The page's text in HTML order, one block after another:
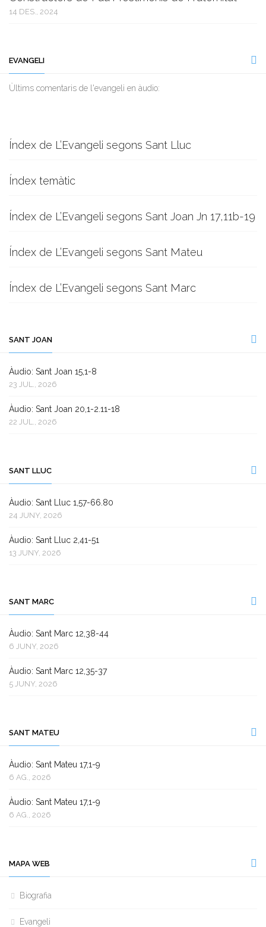
14 DES., 2024
EVANGELI
Ùltims comentaris de l'evangeli en àudio:
Índex de L’Evangeli segons Sant Lluc
Índex temàtic
Índex de L’Evangeli segons Sant Joan Jn 17,11b-19
Índex de L’Evangeli segons Sant Mateu
Índex de L’Evangeli segons Sant Marc
SANT JOAN
Àudio: Sant Joan 15,1-8
23 JUL., 2026
Àudio: Sant Joan 20,1-2.11-18
22 JUL., 2026
SANT LLUC
Àudio: Sant Lluc 1,57-66.80
24 JUNY, 2026
Àudio: Sant Lluc 2,41-51
13 JUNY, 2026
SANT MARC
Àudio: Sant Marc 12,38-44
6 JUNY, 2026
Àudio: Sant Marc 12,35-37
5 JUNY, 2026
SANT MATEU
Àudio: Sant Mateu 17,1-9
6 AG., 2026
Àudio: Sant Mateu 17,1-9
6 AG., 2026
MAPA WEB
Biografia
Evangeli